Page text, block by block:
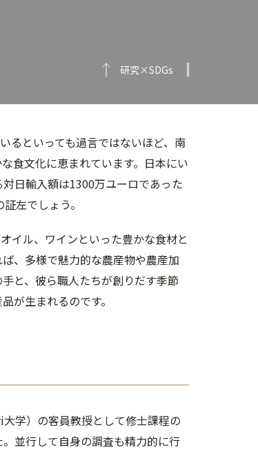
研究×SDGs
るといっても過言ではないほど、南
食文化に恵まれています。日本にい
日輸入額は1300万ユーロであった
左でしょう。
イル、ワインといった豊かな食材と
、多様で魅力的な農産物や農産加
と、彼ら職人たちが創りだす季節
が生まれるのです。
学）の客員教授として修士課程の
並行して自身の調査も精力的に行